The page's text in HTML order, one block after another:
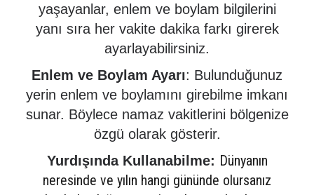
yaşayanlar, enlem ve boylam bilgilerini
yanı sıra her vakite dakika farkı girerek
ayarlayabilirsiniz.
Enlem ve Boylam Ayarı: Bulunduğunuz
yerin enlem ve boylamını girebilme imkanı
sunar. Böylece namaz vakitlerini bölgenize
özgü olarak gösterir.
Yurdışında Kullanabilme: Dünyanın
neresinde ve yılın hangi gününde olursanız